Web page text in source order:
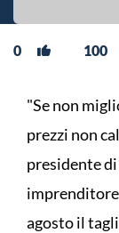
0 100
"Se non
prezzi non
presidente
agosto il